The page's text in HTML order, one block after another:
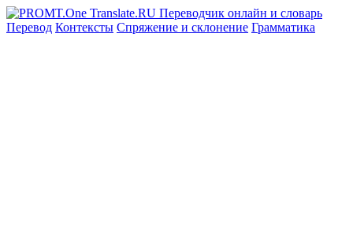
Перевод Контексты Спряжение и склонение Грамматика